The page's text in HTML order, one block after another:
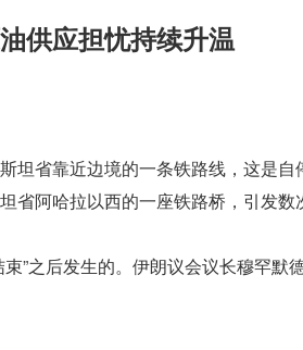
供应担忧持续升温
坦省靠近边境的一条铁路线，这是
阿哈拉以西的一座铁路桥，引发数
”之后发生的。伊朗议会议长穆罕默